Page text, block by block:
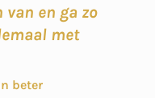
van en ga zo
met
beter